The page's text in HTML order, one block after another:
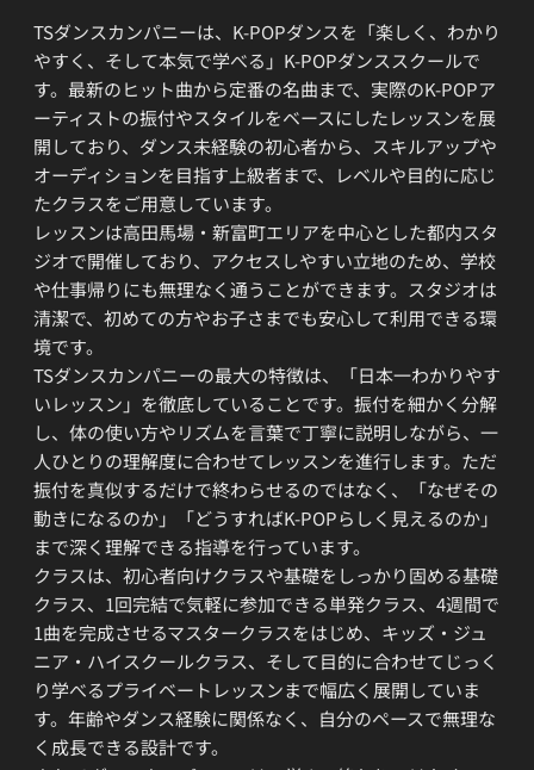
TSダンスカンパニーは、K-POPダンスを「楽しく、わかり
やすく、そして本気で学べる」K-POPダンススクールで
す。最新のヒット曲から定番の名曲まで、実際のK-POPア
ーティストの振付やスタイルをベースにしたレッスンを展
開しており、ダンス未経験の初心者から、スキルアップや
オーディションを目指す上級者まで、レベルや目的に応じ
たクラスをご用意しています。
レッスンは高田馬場・新富町エリアを中心とした都内スタ
ジオで開催しており、アクセスしやすい立地のため、学校
や仕事帰りにも無理なく通うことができます。スタジオは
清潔で、初めての方やお子さまでも安心して利用できる環
境です。
TSダンスカンパニーの最大の特徴は、「日本一わかりやす
いレッスン」を徹底していることです。振付を細かく分解
し、体の使い方やリズムを言葉で丁寧に説明しながら、一
人ひとりの理解度に合わせてレッスンを進行します。ただ
振付を真似するだけで終わらせるのではなく、「なぜその
動きになるのか」「どうすればK-POPらしく見えるのか」
まで深く理解できる指導を行っています。
クラスは、初心者向けクラスや基礎をしっかり固める基礎
クラス、1回完結で気軽に参加できる単発クラス、4週間で
1曲を完成させるマスタークラスをはじめ、キッズ・ジュ
ニア・ハイスクールクラス、そして目的に合わせてじっく
り学べるプライベートレッスンまで幅広く展開していま
す。年齢やダンス経験に関係なく、自分のペースで無理な
く成長できる設計です。